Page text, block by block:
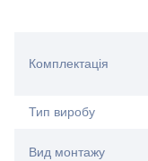
Комплектація
Тип виробу
Вид монтажу